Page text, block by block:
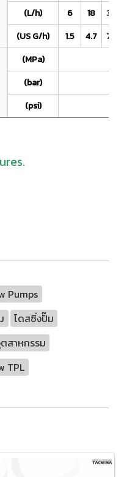
(L/h)
6 18
30
(US G/h)
1.5 4.7 7.9
(MPa)
(bar)
(psi)
Pumps
โดสซิ่งปั๊ม
สาหกรรม
TPL